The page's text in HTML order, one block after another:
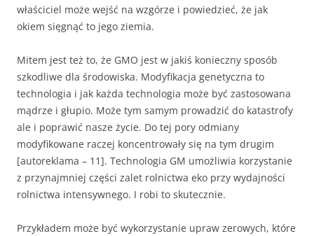
właściciel może wejść na wzgórze i powiedzieć, że jak
okiem sięgnąć to jego ziemia.
Mitem jest też to, że GMO jest w jakiś konieczny sposób
szkodliwe dla środowiska. Modyfikacja genetyczna to
technologia i jak każda technologia może być zastosowana
mądrze i głupio. Może tym samym prowadzić do katastrofy
ale i poprawić nasze życie. Do tej pory odmiany
modyfikowane raczej koncentrowały się na tym drugim
[autoreklama – 11]. Technologia GM umożliwia korzystanie
z przynajmniej części zalet rolnictwa eko przy wydajności
rolnictwa intensywnego. I robi to skutecznie.
Przykładem może być wykorzystanie upraw zerowych, które